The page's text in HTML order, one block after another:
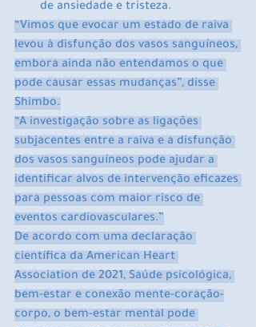
de ansiedade e tristeza.
“Vimos que evocar um estado de raiva
levou à disfunção dos vasos sanguíneos,
embora ainda não entendamos o que
pode causar essas mudanças”, disse
Shimbo.
“A investigação sobre as ligações
subjacentes entre a raiva e a disfunção
dos vasos sanguíneos pode ajudar a
identificar alvos de intervenção eficazes
para pessoas com maior risco de
eventos cardiovasculares.”
De acordo com uma declaração
científica da American Heart
Association de 2021, Saúde psicológica,
bem-estar e conexão mente-coração-
corpo, o bem-estar mental pode